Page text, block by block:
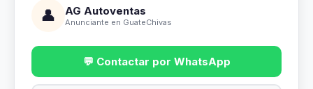
👤 AG Autoventas
Anunciante en GuateChivas
💬 Contactar por WhatsApp